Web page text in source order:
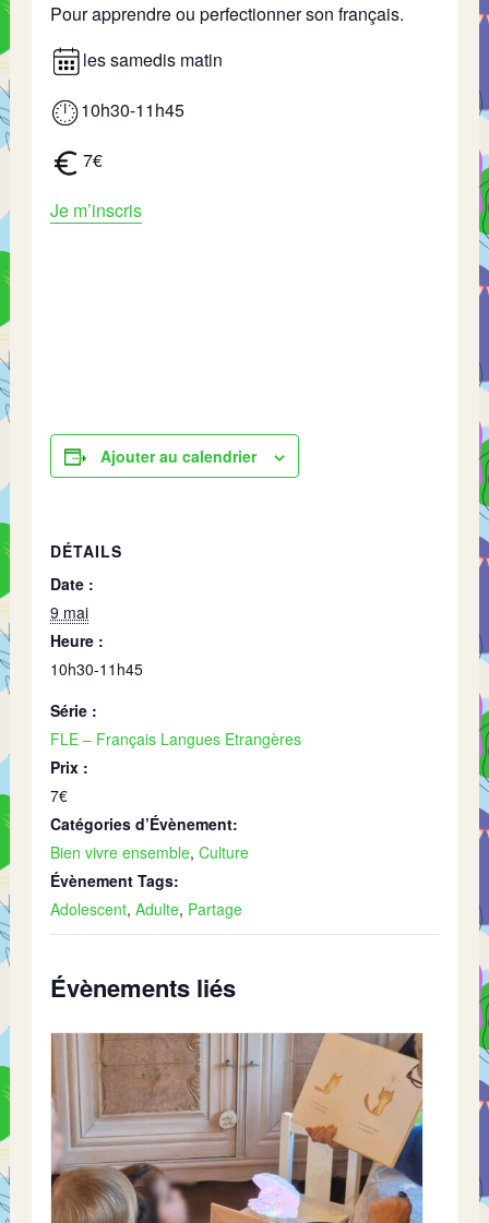
Pour apprendre ou perfectionner son français.
les samedis matin
10h30-11h45
7€
Je m’inscris
Ajouter au calendrier
DÉTAILS
Date :
9 mai
Heure :
10h30-11h45
Série :
FLE – Français Langues Etrangères
Prix :
7€
Catégories d’Évènement:
Bien vivre ensemble,Culture
Évènement Tags:
Adolescent,Adulte, Partage
Évènements liés